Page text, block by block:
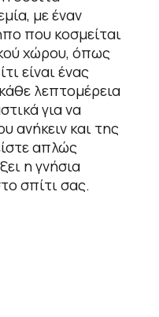
με έναν
που κοσμείται
χώρου, όπως
είναι ένας
λεπτομέρεια
για να
ανήκειν και της
απλώς
η γνήσια
σπίτι σας.